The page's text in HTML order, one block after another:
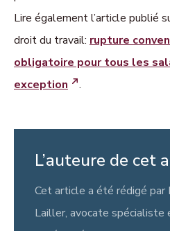
Lire également l’article publié
droit du travail: rupture
obligatoire pour tous les
exception
.
L’auteure de cet
Cet article a été rédigé
Lailler, avocate spécialiste